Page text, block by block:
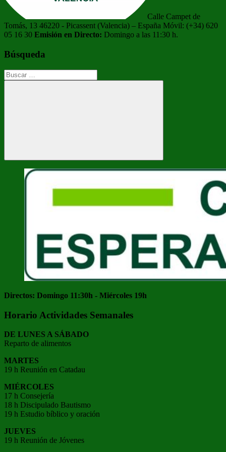
Calle Campet de
Tomás, 13 46220 - Picassent (Valencia) – España Móvil: (+34) 620
05 16 30 Emisión en Directo: Domingo a las 11:30 h.
Búsqueda
Buscar:
Buscar
Directos: Domingo 11:30h - Miércoles 19h
Horario Actividades Semanales
DE LUNES A SÁBADO
Reparto de alimentos
MARTES
19 h Reunión en Catadau
MIÉRCOLES
17 h Consejería
18 h Discipulado Bautismo
19 h Estudio bíblico y oración
JUEVES
19 h Reunión de Jóvenes